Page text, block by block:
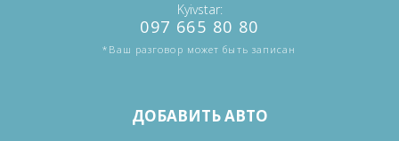
Kyivstar
‎097 665 80 80
*Ваш разговор может быть записан
ДОБАВИТЬ АВТО